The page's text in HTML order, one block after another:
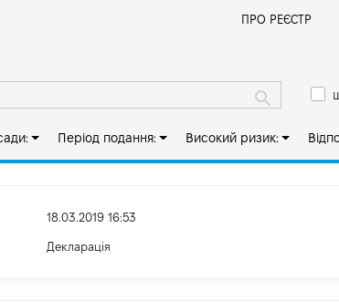
ПРО РЕЄСТР
Період подання: Високий ризик:
18.03.2019 16:53
Декларація